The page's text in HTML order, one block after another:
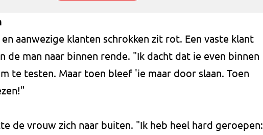
aanwezige klanten schrokken zit rot. Een vaste klant
de man naar binnen rende. "Ik dacht dat ie even binnen
te testen. Maar toen bleef 'ie maar door slaan. Toen
de vrouw zich naar buiten. "Ik heb heel hard geroepen: